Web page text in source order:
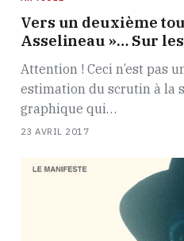
Vers un deuxième
Asselineau »… Sur
Attention ! Ceci n’est pas
estimation du scrutin à la
graphique qui…
23 AVRIL 2017